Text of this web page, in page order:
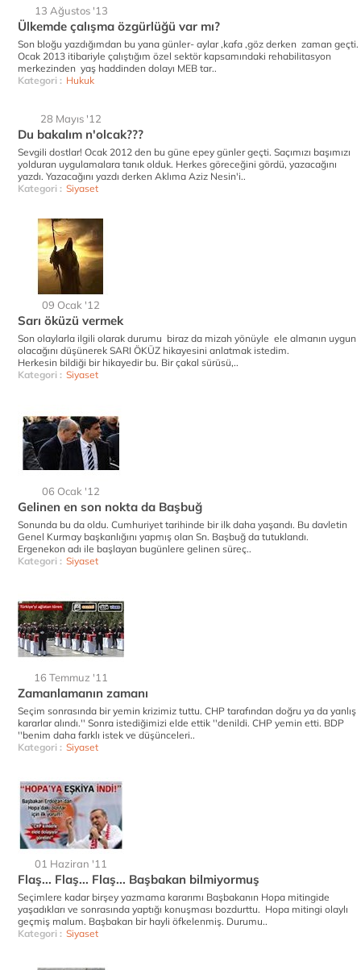
13 Ağustos '13
Ülkemde çalışma özgürlüğü var mı?
Son bloğu yazdığımdan bu yana günler- aylar ,kafa ,göz derken zaman geçti.
Ocak 2013 itibariyle çalıştığım özel sektör kapsamındaki rehabilitasyon
merkezinden yaş haddinden dolayı MEB tar..
Kategori : Hukuk
28 Mayıs '12
Du bakalım n'olcak???
Sevgili dostlar! Ocak 2012 den bu güne epey günler geçti. Saçımızı başımızı
yolduran uygulamalara tanık olduk. Herkes göreceğini gördü, yazacağını
yazdı. Yazacağını yazdı derken Aklıma Aziz Nesin'i..
Kategori : Siyaset
09 Ocak '12
Sarı öküzü vermek
Son olaylarla ilgili olarak durumu biraz da mizah yönüyle ele almanın uygun
olacağını düşünerek SARI ÖKÜZ hikayesini anlatmak istedim.
Herkesin bildiği bir hikayedir bu. Bir çakal sürüsü,..
Kategori : Siyaset
06 Ocak '12
Gelinen en son nokta da Başbuğ
Sonunda bu da oldu. Cumhuriyet tarihinde bir ilk daha yaşandı. Bu davletin
Genel Kurmay başkanlığını yapmış olan Sn. Başbuğ da tutuklandı.
Ergenekon adı ile başlayan bugünlere gelinen süreç..
Kategori : Siyaset
16 Temmuz '11
Zamanlamanın zamanı
Seçim sonrasında bir yemin krizimiz tuttu. CHP tarafından doğru ya da yanlış
kararlar alındı.'' Sonra istediğimizi elde ettik ''denildi. CHP yemin etti. BDP
''benim daha farklı istek ve düşünceleri..
Kategori : Siyaset
01 Haziran '11
Flaş... Flaş... Flaş... Başbakan bilmiyormuş
Seçimlere kadar birşey yazmama kararımı Başbakanın Hopa mitingide
yaşadıkları ve sonrasında yaptığı konuşması bozdurttu. Hopa mitingi olaylı
geçmiş malum. Başbakan bir hayli öfkelenmiş. Durumu..
Kategori : Siyaset